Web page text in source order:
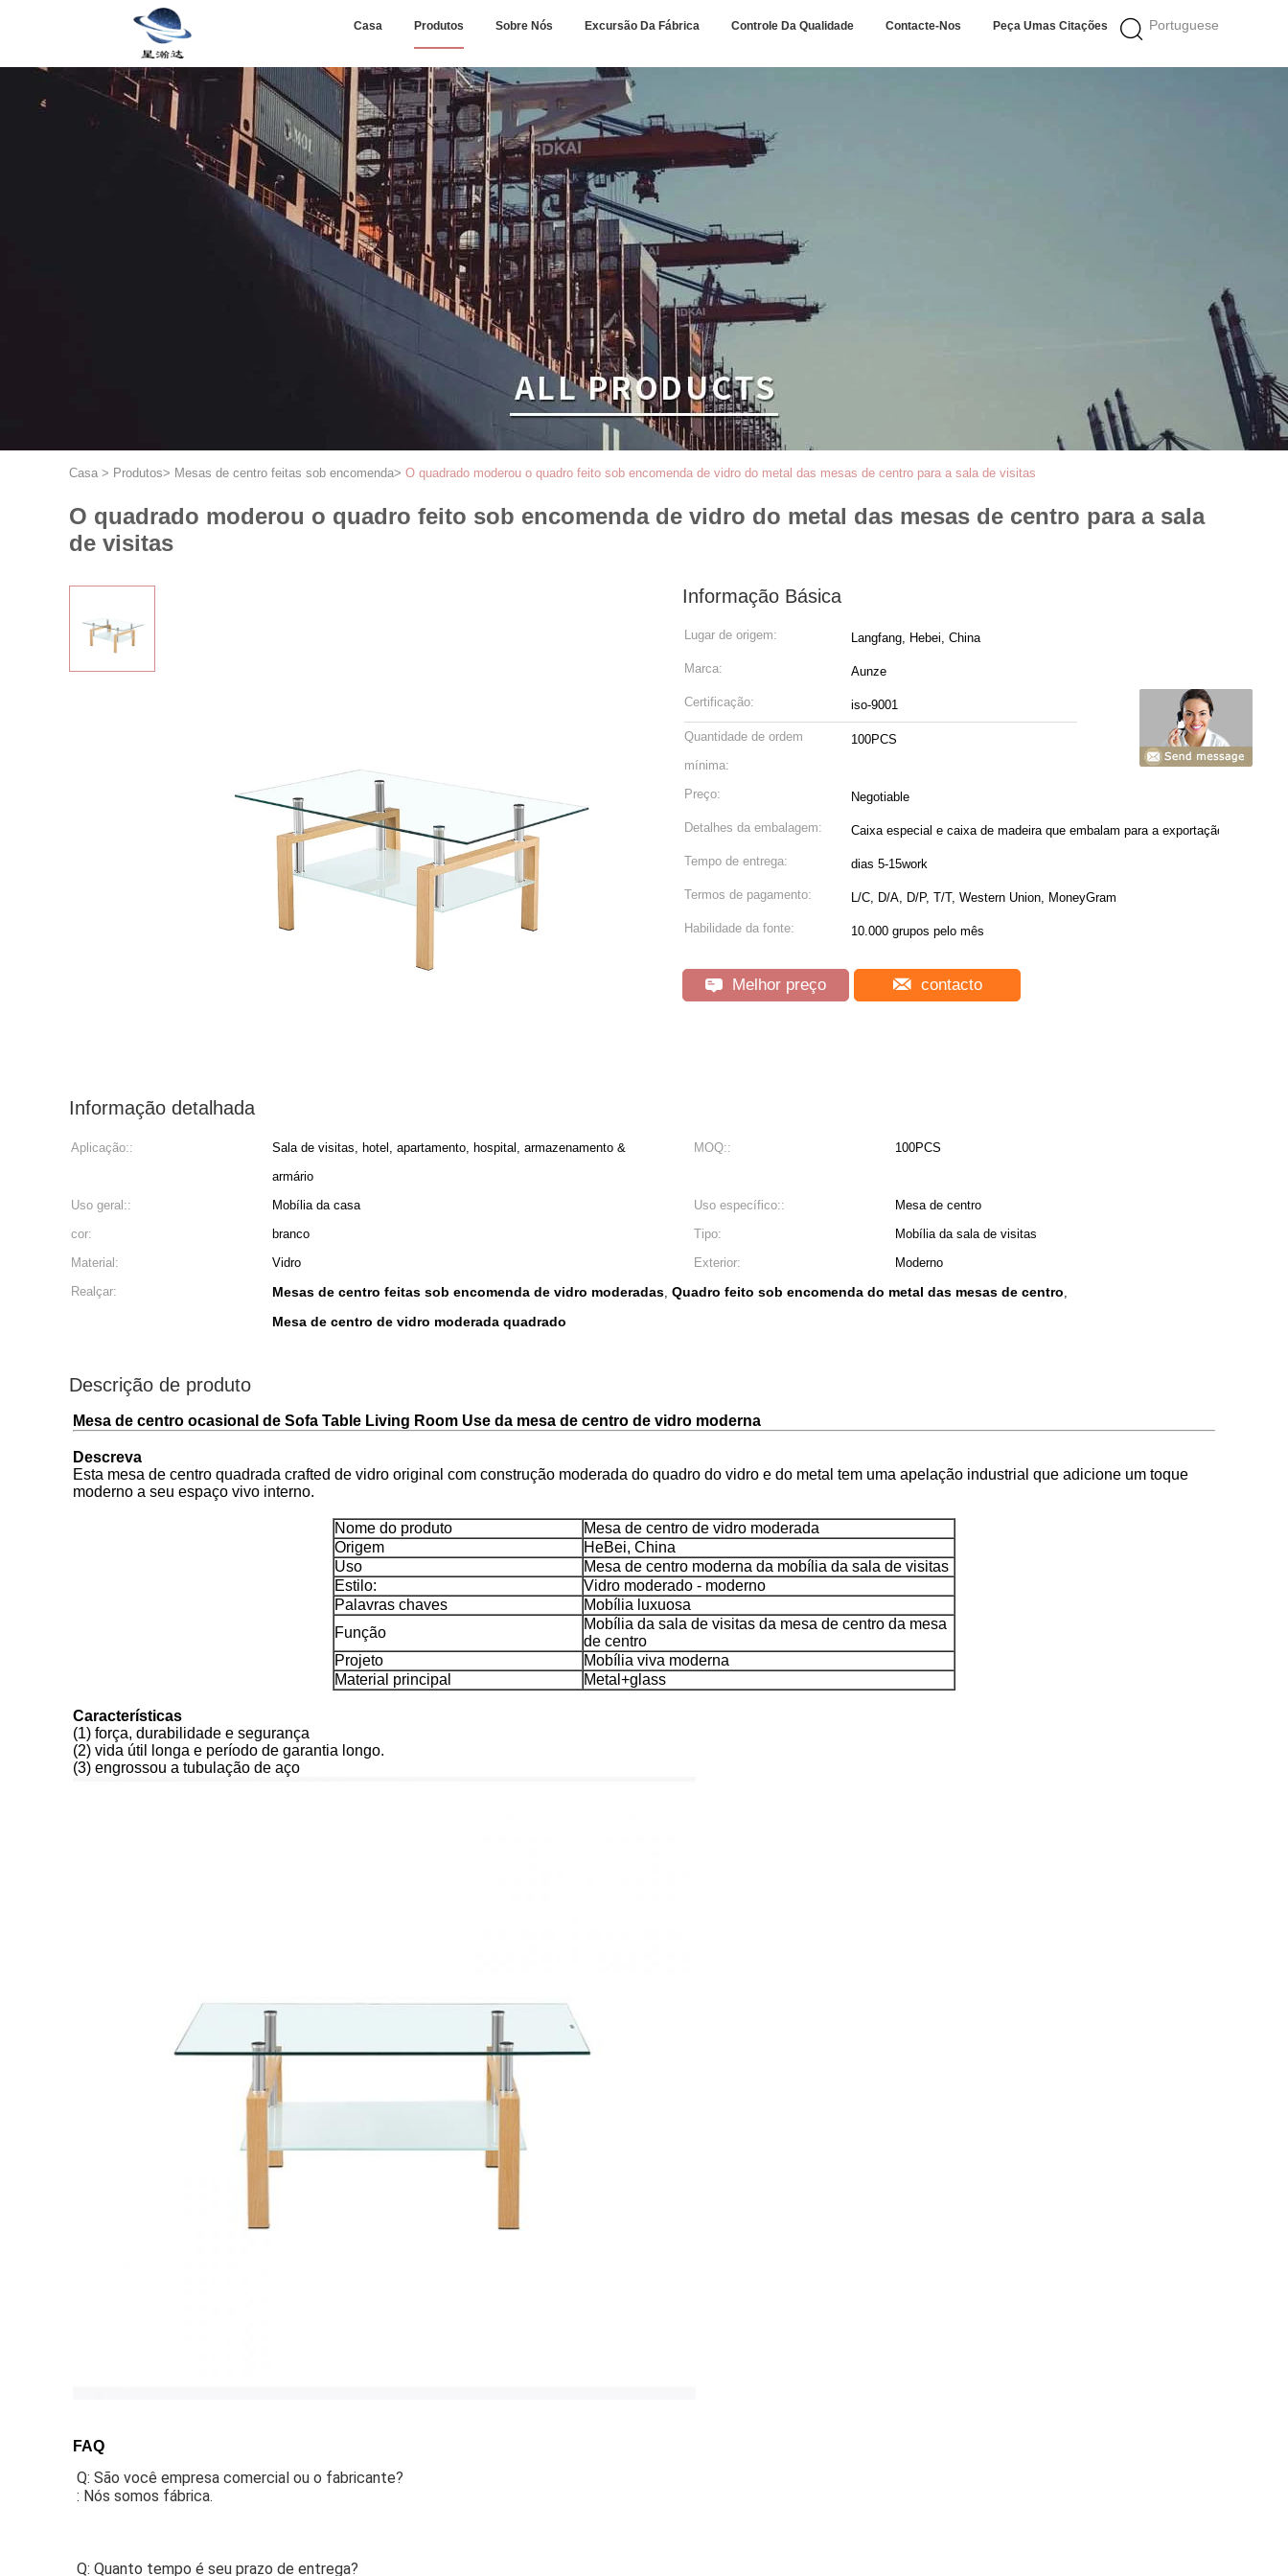
Portuguese
Casa Produtos Sobre Nós Excursão Da Fábrica Controle Da Qualidade Contacte-Nos Peça Umas Citações
Casa > Produtos> Mesas de centro feitas sob encomenda> O quadrado moderou o quadro feito sob encomenda de vidro do metal das mesas de centro para a sala de visitas
O quadrado moderou o quadro feito sob encomenda de vidro do metal das mesas de centro para a sala
de visitas
Informação Básica
Lugar de origem: Langfang, Hebei, China
Marca: Aunze
Certificação: iso-9001
Quantidade de ordem
mínima:
100PCS
Preço: Negotiable
Detalhes da embalagem: Caixa especial e caixa de madeira que embalam para a exportação
Tempo de entrega: dias 5-15work
Termos de pagamento: L/C, D/A, D/P, T/T, Western Union, MoneyGram
Habilidade da fonte: 10.000 grupos pelo mês
Melhor preço contacto
Informação detalhada
Aplicação::
Sala de visitas, hotel, apartamento, hospital, armazenamento &
armário
MOQ:: 100PCS
Uso geral:: Mobília da casa Uso específico::
Mesa de centro
cor:
branco Tipo:
Mobília da sala de visitas
Material:
Vidro Exterior:
Moderno
Realçar:
Mesas de centro feitas sob encomenda de vidro moderadas, Quadro feito sob encomenda do metal das mesas de centro,
Mesa de centro de vidro moderada quadrado
Descrição de produto
Mesa de centro ocasional de Sofa Table Living Room Use da mesa de centro de vidro moderna
Descreva
Esta mesa de centro quadrada crafted de vidro original com construção moderada do quadro do vidro e do metal tem uma apelação industrial que adicione um toque
moderno a seu espaço vivo interno.
Nome do produto
Mesa de centro de vidro moderada
Origem
HeBei, China
Uso
Mesa de centro moderna da mobília da sala de visitas
Estilo:
Vidro moderado - moderno
Palavras chaves
Mobília luxuosa
Função
Mobília da sala de visitas da mesa de centro da mesa
de centro
Projeto
Mobília viva moderna
Material principal
Metal+glass
Características
(1) força, durabilidade e segurança
(2) vida útil longa e período de garantia longo.
(3) engrossou a tubulação de aço
FAQ
Q: São você empresa comercial ou o fabricante?
: Nós somos fábrica.
Q: Quanto tempo é seu prazo de entrega?